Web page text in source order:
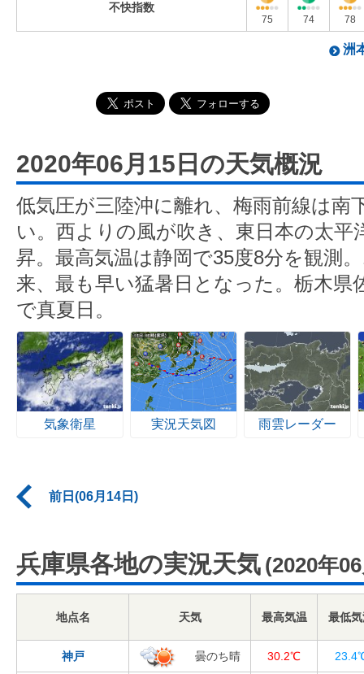
不快指数
75 74 78
洲
2020年06月15日の天気概況
低気圧が三陸沖に離れ、梅雨前線は南
い。西よりの風が吹き、東日本の太平
昇。最高気温は静岡で35度8分を観測
来、最も早い猛暑日となった。栃木県
で真夏日。
気象衛星 実況天気図 雨雲レーダー
前日(06月14日)
兵庫県各地の実況天気 (2020年
地点名 天気 最高気温 最低
神戸 曇のち晴 30.2℃